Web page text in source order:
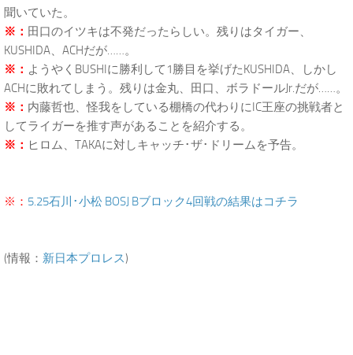
聞いていた。
※： 田口のイツキは不発だったらしい。残りはタイガー、
KUSHIDA、ACHだが……。
※： ようやくBUSHIに勝利して1勝目を挙げたKUSHIDA、しかし
ACHに敗れてしまう。残りは金丸、田口、ボラドールJr.だが……。
※： 内藤哲也、怪我をしている棚橋の代わりにIC王座の挑戦者と
してライガーを推す声があることを紹介する。
※： ヒロム、TAKAに対しキャッチ･ザ･ドリームを予告。
※： 5.25石川･小松 BOSJ Bブロック4回戦の結果はコチラ
(情報： 新日本プロレス)